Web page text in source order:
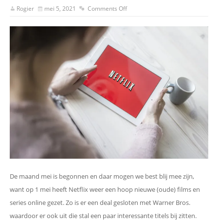
Rogier mei 5, 2021 Comments Off
De maand mei is begonnen en daar mogen we best blij mee zijn,
want op 1 mei heeft Netflix weer een hoop nieuwe (oude) films en
series online gezet. Zo is er een deal gesloten met Warner Bros.
waardoor er ook uit die stal een paar interessante titels bij zitten.